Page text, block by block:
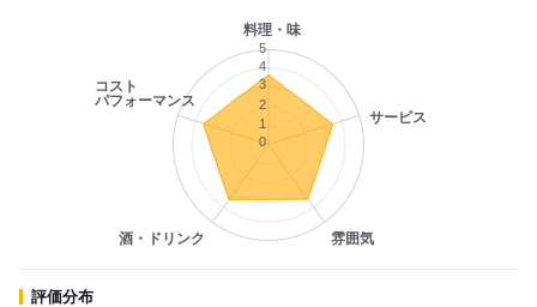
0
1
2
3
4
5
料理・味
サービス
雰囲気
酒・ドリンク
コスト
パフォーマンス
評価分布